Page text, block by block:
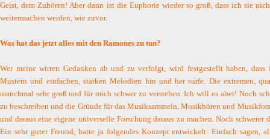
Geist, dem Zuhören! Aber dann ist die Euphorie wieder so groß, dass ich sie
weitermachen werden, wie zuvor.
Was hat das jetzt alles mit den Ramones zu tun?
Wer meine wirren Gedanken ab und zu verfolgt, wird festgestellt haben,
Mustern und einfachen, starken Melodien hin und her surfe. Die extremen,
manchmal sehr groß und für mich schwer zu verstehen. Ich will es aber! Noch
zu beschreiben und die Gründe für das Musiksammeln, Musikhören und
und daraus eine eigene universelle Forschung daraus zu machen. Noch schwerer
Ein sehr guter Freund, hatte ja folgendes Konzept entwickelt: Einfach sagen,